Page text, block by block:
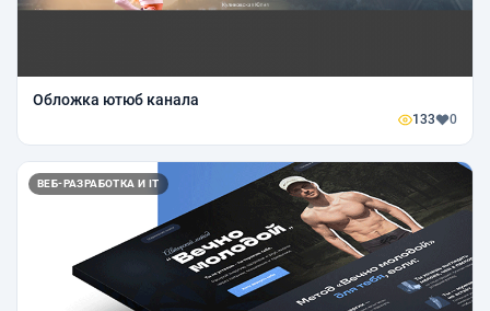
Обложка ютюб канала
133 0
ВЕБ-РАЗРАБОТКА И IT